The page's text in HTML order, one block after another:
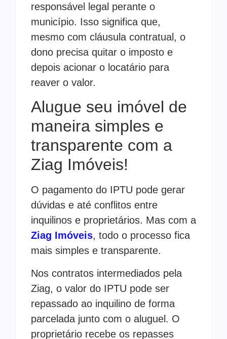
responsável legal perante o
município. Isso significa que,
mesmo com cláusula contratual, o
dono precisa quitar o imposto e
depois acionar o locatário para
reaver o valor.
Alugue seu imóvel de
maneira simples e
transparente com a
Ziag Imóveis!
O pagamento do IPTU pode gerar
dúvidas e até conflitos entre
inquilinos e proprietários. Mas com a
Ziag Imóveis, todo o processo fica
mais simples e transparente.
Nos contratos intermediados pela
Ziag, o valor do IPTU pode ser
repassado ao inquilino de forma
parcelada junto com o aluguel. O
proprietário recebe os repasses